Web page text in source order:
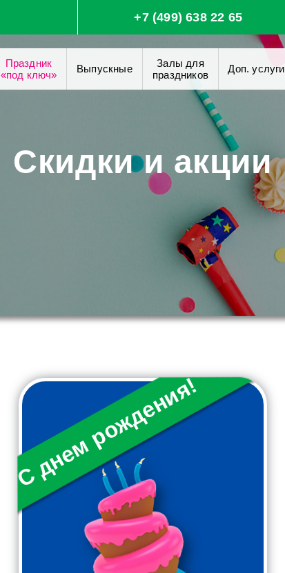
+7 (499) 638 22 65
Праздник
«под ключ»
Выпускные
Залы для
праздников
Доп. услуги
Скидки и акции
С днем рождения!